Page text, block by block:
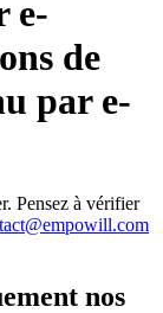
e-
de
par e-
Pensez à vérifier
nos